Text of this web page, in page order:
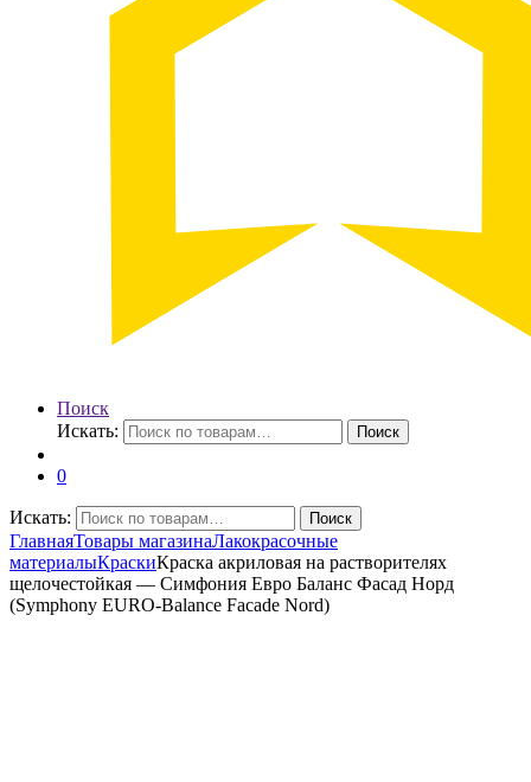
Поиск
Искать:
Поиск
0
Искать: Поиск
ГлавнаяТовары магазинаЛакокрасочные
материалыКраскиКраска акриловая на растворителях
щелочестойкая — Симфония Евро Баланс Фасад Норд
(Symphony EURO-Balance Faсade Nord)